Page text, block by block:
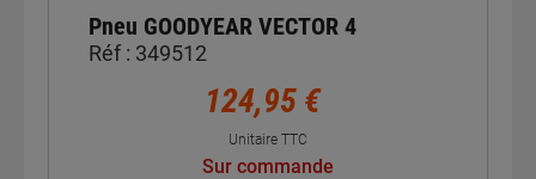
Pneu GOODYEAR VECTOR 4
Réf : 349512
124,95 €
Unitaire TTC
Sur commande